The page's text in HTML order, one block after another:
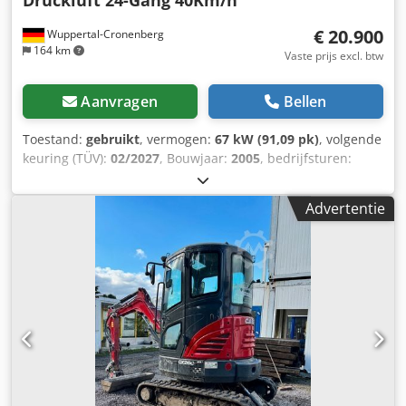
Wuppertal-Cronenberg
164 km
€ 20.900
Vaste prijs excl. btw
Aanvragen Bellen
Toestand: gebruikt, vermogen: 67 kW (91,09 pk), volgende
keuring (TÜV): 02/2027, Bouwjaar: 2005, bedrijfsturen:
airconditioning, cabine,
vierwielaandrijving, Duitse trekker, tot voor kort in gebruik.
2e eigenaar, beide keren in handen van een
overheidsparkbeheer van 2005 tot 2017 en van 2017 tot
2026. Vierwielaandrijving. 4-cilinder turbodieselmotor met
4485 cc en 91 pk. Ruime 24-versnellings Hi-LO-transmissie,
4 versnellingen in 3 groepen, 2 powershift-trappen en
omkeerbare powershift-transmissie. 40 km/u.
Luchtreminstallatie. Comfortcabine met luchtgeveerde
bestuurdersstoel en airconditioning. Achteraftakas met 3
toerentallen (540/750/1000 tpm). Hefinrichting CAT II met
snelkoppelingen en extra hefcilinders (5060 kg). Snel in
Advertentie